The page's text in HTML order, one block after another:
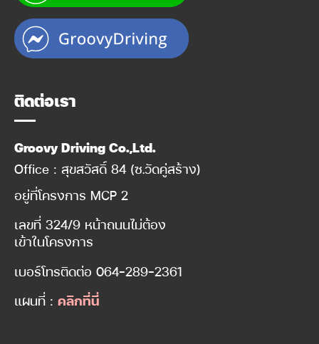
ติดต่อเรา
Groovy Driving Co.,Ltd.
Office : สุขสวัสดิ์ 84 (ซ.วัดคู่สร้าง)
อยู่ที่โครงการ MCP 2
เลขที่ 324/9 หน้าถนนไม่ต้อง
เข้าในโครงการ
เบอร์โทรติดต่อ 064-289-2361
แผนที่ : คลิกที่นี่